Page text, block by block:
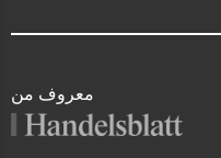
معروف من